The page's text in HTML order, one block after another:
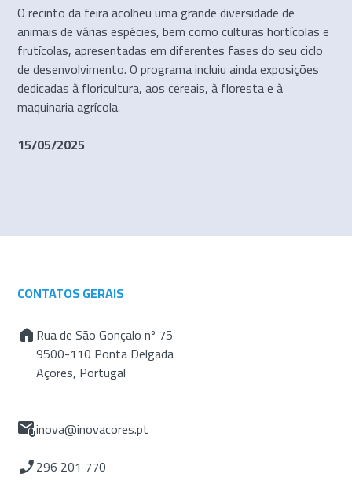
O recinto da feira acolheu uma grande diversidade de
animais de várias espécies, bem como culturas hortícolas e
frutícolas, apresentadas em diferentes fases do seu ciclo
de desenvolvimento. O programa incluiu ainda exposições
dedicadas à floricultura, aos cereais, à floresta e à
maquinaria agrícola.
15/05/2025
CONTATOS GERAIS
Rua de São Gonçalo nº 75
9500-110 Ponta Delgada
Açores, Portugal
inova@inovacores.pt
296 201 770